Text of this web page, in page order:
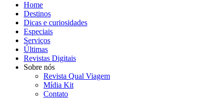
Home
Destinos
Dicas e curiosidades
Especiais
Serviços
Últimas
Revistas Digitais
Sobre nós
Revista Qual Viagem
Mídia Kit
Contato